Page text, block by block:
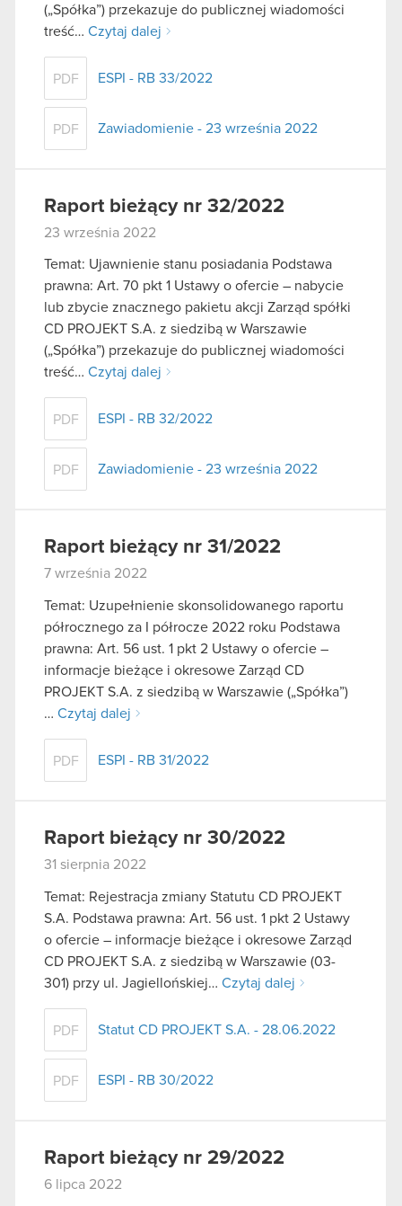
(„Spółka”) przekazuje do publicznej wiadomości
treść… Czytaj dalej
PDF ESPI - RB 33/2022
PDF Zawiadomienie - 23 września 2022
Raport bieżący nr 32/2022
23 września 2022
Temat: Ujawnienie stanu posiadania Podstawa
prawna: Art. 70 pkt 1 Ustawy o ofercie – nabycie
lub zbycie znacznego pakietu akcji Zarząd spółki
CD PROJEKT S.A. z siedzibą w Warszawie
(„Spółka”) przekazuje do publicznej wiadomości
treść… Czytaj dalej
PDF ESPI - RB 32/2022
PDF Zawiadomienie - 23 września 2022
Raport bieżący nr 31/2022
7 września 2022
Temat: Uzupełnienie skonsolidowanego raportu
półrocznego za I półrocze 2022 roku Podstawa
prawna: Art. 56 ust. 1 pkt 2 Ustawy o ofercie –
informacje bieżące i okresowe Zarząd CD
PROJEKT S.A. z siedzibą w Warszawie („Spółka”)
… Czytaj dalej
PDF ESPI - RB 31/2022
Raport bieżący nr 30/2022
31 sierpnia 2022
Temat: Rejestracja zmiany Statutu CD PROJEKT
S.A. Podstawa prawna: Art. 56 ust. 1 pkt 2 Ustawy
o ofercie – informacje bieżące i okresowe Zarząd
CD PROJEKT S.A. z siedzibą w Warszawie (03-
301) przy ul. Jagiellońskiej… Czytaj dalej
PDF Statut CD PROJEKT S.A. - 28.06.2022
PDF ESPI - RB 30/2022
Raport bieżący nr 29/2022
6 lipca 2022